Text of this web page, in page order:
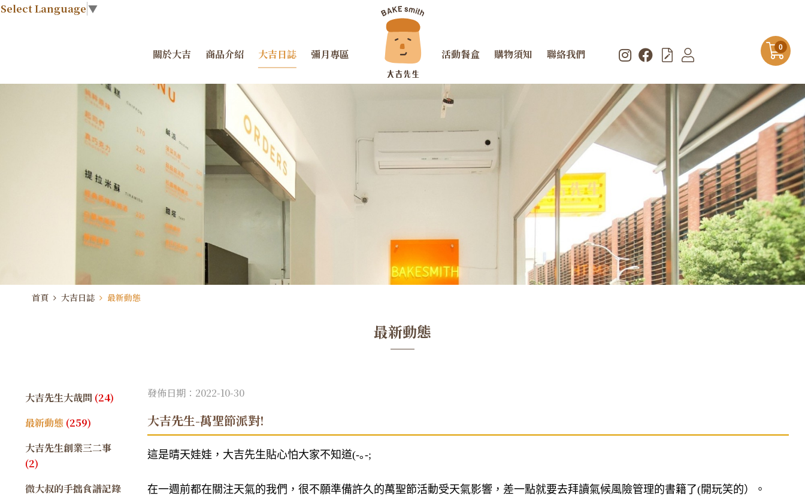
Select Language▼
關於大吉 商品介紹 大吉日誌 彌月專區 活動餐盒 購物須知 聯絡我們
首頁 大吉日誌 最新動態
最新動態
大吉先生大哉問 (24)
最新動態 (259)
大吉先生創業三二事
(2)
微大叔的手拙食譜記錄
發佈日期：2022-10-30
大吉先生-萬聖節派對!
這是晴天娃娃，大吉先生貼心怕大家不知道(-｡-;​
在一週前都在關注天氣的我們，很不願準備許久的萬聖節活動受天氣影響，差一點就要去拜讀氣候風險管理的書籍了(開玩笑的）。​
0